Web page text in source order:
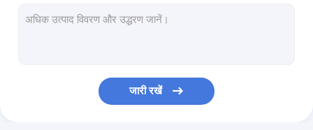
47.5 मिमी सिलेंडर बिस्तर देखो पट्टा चमड़े सिलाई मशीन
क्षैतिज हुक 220V 2200RPM चमड़ा सिलाई मशीन
35KG 260 × 103 मिमी 47.5 मिमी सिलेंडर बिस्तर सिलाई मशीन
जारी रखें